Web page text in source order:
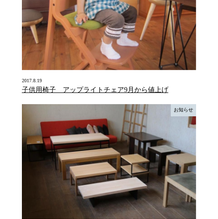
2017.8.19
子供用椅子 アップライトチェア9月から値上げ
お知らせ